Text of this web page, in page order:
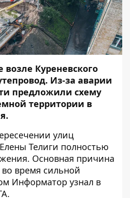
возле Куреневского
. Из-за аварии
предложили схему
территории в
улиц
Телиги полностью
Основная причина
время сильной
Информатор узнал в